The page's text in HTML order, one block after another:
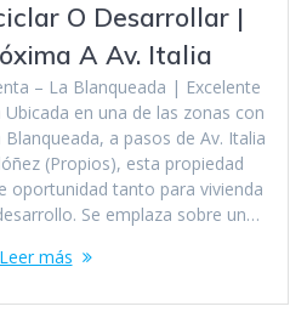
O Desarrollar |
A Av. Italia
– La Blanqueada | Excelente
en una de las zonas con
a pasos de Av. Italia
(Propios), esta propiedad
oportunidad tanto para vivienda
Se emplaza sobre un…
Leer más